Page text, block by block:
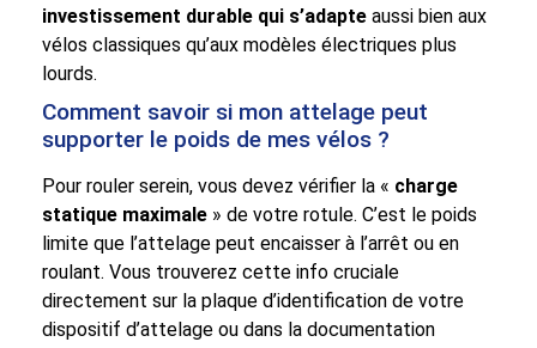
investissement durable qui s’adapte aussi bien aux
vélos classiques qu’aux modèles électriques plus
lourds.
Comment savoir si mon attelage peut
supporter le poids de mes vélos ?
Pour rouler serein, vous devez vérifier la « charge
statique maximale » de votre rotule. C’est le poids
limite que l’attelage peut encaisser à l’arrêt ou en
roulant. Vous trouverez cette info cruciale
directement sur la plaque d’identification de votre
dispositif d’attelage ou dans la documentation